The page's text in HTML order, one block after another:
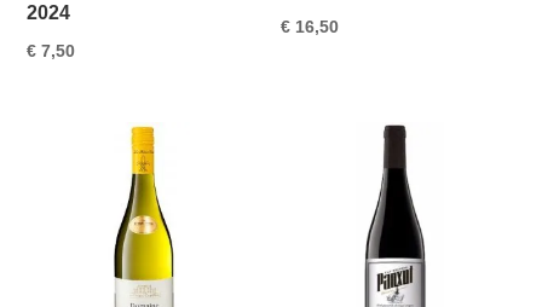
2024
€ 7,50
€ 16,50